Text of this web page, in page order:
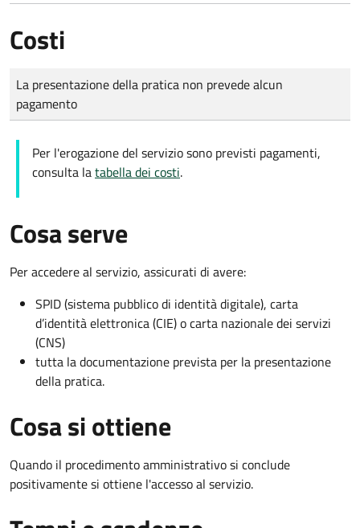
Costi
Tipo di pagamento
Importo
La presentazione della pratica non prevede alcun
pagamento
Per l'erogazione del servizio sono previsti pagamenti,
consulta latabella dei costi.
Cosa serve
Per accedere al servizio, assicurati di avere:
SPID (sistema pubblico di identità digitale), carta
d’identità elettronica (CIE) o carta nazionale dei servizi
(CNS)
tutta la documentazione prevista per la presentazione
della pratica.
Cosa si ottiene
Quando il procedimento amministrativo si conclude
positivamente si ottiene l'accesso al servizio.